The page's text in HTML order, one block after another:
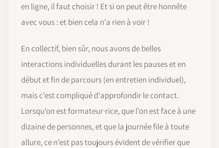
en ligne, il faut choisir ! Et si on peut être honnête
avec vous : et bien cela n'a rien à voir !
En collectif, bien sûr, nous avons de belles
interactions individuelles durant les pauses et en
début et fin de parcours (en entretien individuel),
mais c'est compliqué d'approfondir le contact.
Lorsqu'on est formateur·rice, que l'on est face à une
dizaine de personnes, et que la journée file à toute
allure, ce n'est pas toujours évident de vérifier que